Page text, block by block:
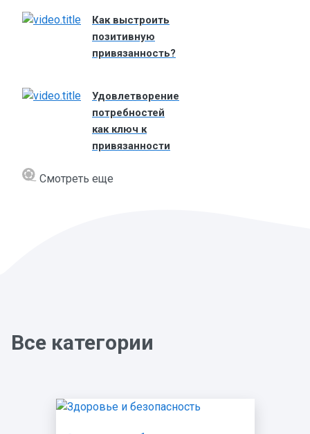
Как выстроить
позитивную
привязанность?
Удовлетворение
потребностей
как ключ к
привязанности
Смотреть еще
Все категории